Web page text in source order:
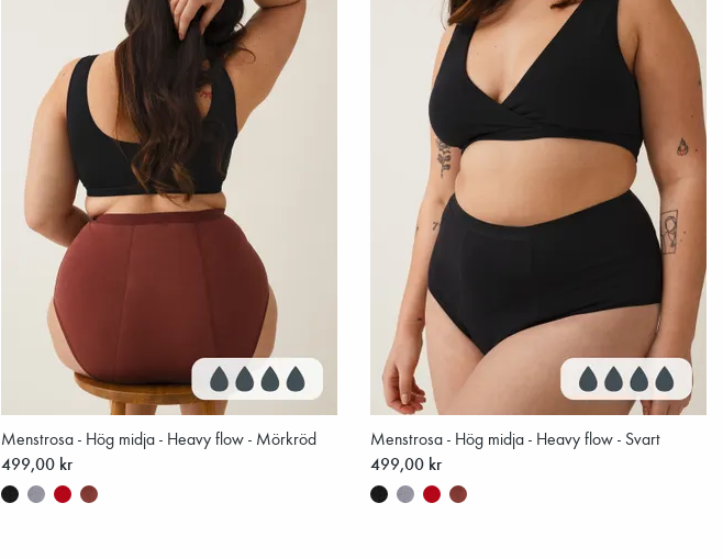
Menstrosa - Hög midja - Heavy flow - Mörkröd
499,00 kr
Menstrosa - Hög midja - Heavy flow - Svart
499,00 kr